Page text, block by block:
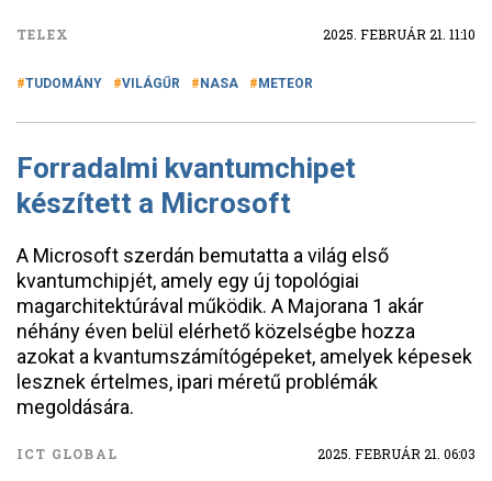
TELEX 2025. FEBRUÁR 21. 11:10
TUDOMÁNY VILÁGŰR NASA METEOR
Forradalmi kvantumchipet
készített a Microsoft
A Microsoft szerdán bemutatta a világ első
kvantumchipjét, amely egy új topológiai
magarchitektúrával működik. A Majorana 1 akár
néhány éven belül elérhető közelségbe hozza
azokat a kvantumszámítógépeket, amelyek képesek
lesznek értelmes, ipari méretű problémák
megoldására.
ICT GLOBAL 2025. FEBRUÁR 21. 06:03